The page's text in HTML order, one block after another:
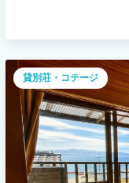
貸別荘・コテージ